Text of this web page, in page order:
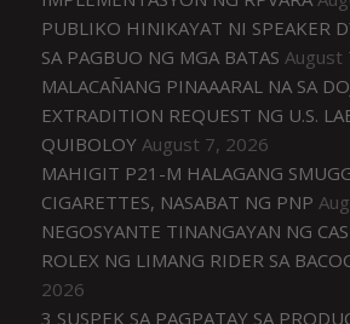
PUBLIKO HINIKAYAT NI SPEAKER
SA PAGBUO NG MGA BATAS August
MALACAÑANG PINAAARAL NA SA
EXTRADITION REQUEST NG U.S.
QUIBOLOY August 7, 2026
MAHIGIT P21-M HALAGANG
CIGARETTES, NASABAT NG PNP
NEGOSYANTE TINANGAYAN NG
ROLEX NG LIMANG RIDER SA
2026
3 SUSPEK SA PAGPATAY SA